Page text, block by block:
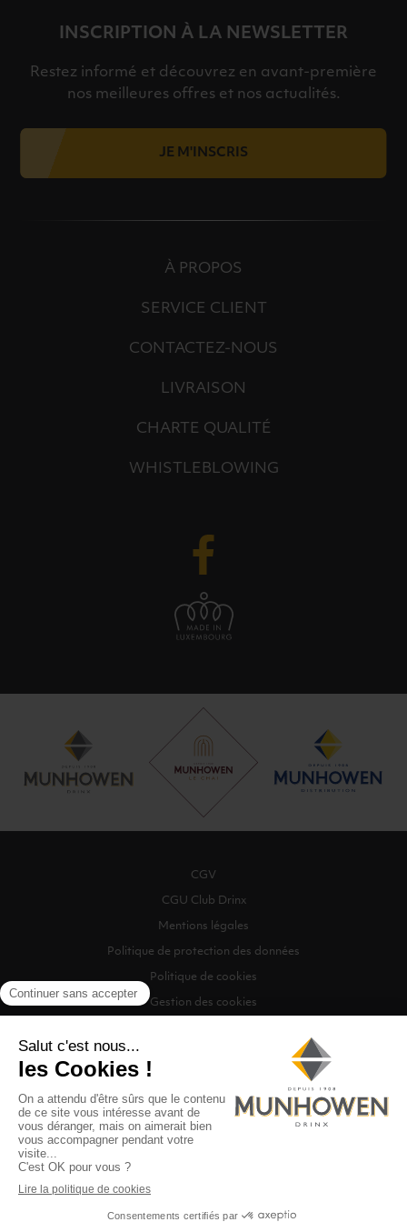
INSCRIPTION À LA NEWSLETTER
Restez informé et découvrez en avant-première
nos meilleures offres et nos actualités.
JE M'INSCRIS
À PROPOS
SERVICE CLIENT
CONTACTEZ-NOUS
LIVRAISON
CHARTE QUALITÉ
WHISTLEBLOWING
CGV
CGU Club Drinx
Mentions légales
Politique de protection des données
Politique de cookies
Gestion des cookies
©2026 Munhowen Drinx / Tous droits réservés
Digitalised by